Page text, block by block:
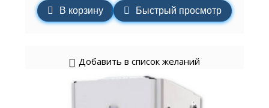
В корзину Быстрый просмотр
Добавить в список желаний